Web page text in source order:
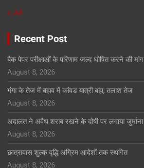
« Jul
Recent Post
बैक पेपर परीक्षाओं के परिणाम जल्द घोषित करने की मांग
August 8, 2026
गंगा के तेज में बहाव में कांवड यात्री बहा, तलाश तेज
August 8, 2026
अदालत ने अवैध शराब रखने के दोषी पर लगाया जुर्माना
August 8, 2026
छात्रावास शुल्क वृद्धि अग्रिम आदेशों तक स्थगित
August 8, 2026